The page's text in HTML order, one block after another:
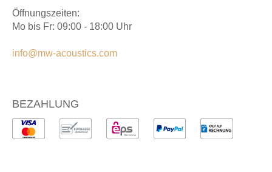
Öffnungszeiten:
Mo bis Fr: 09:00 - 18:00 Uhr
info@mw-acoustics.com
BEZAHLUNG